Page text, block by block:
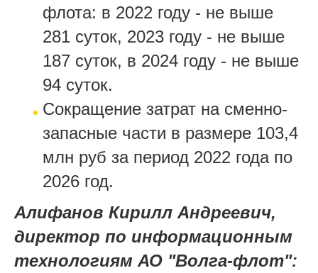
флота: в 2022 году - не выше
281 суток, 2023 году - не выше
187 суток, в 2024 году - не выше
94 суток.
Сокращение затрат на сменно-
запасные части в размере 103,4
млн руб за период 2022 года по
2026 год.
Алифанов Кирилл Андреевич,
директор по информационным
технологиям АО "Волга-флот":